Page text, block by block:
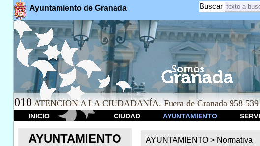
Ayuntamiento de Granada Buscar
010 ATENCION A LA CIUDADANÍA. Fuera de Granada 958 539
INICIO CIUDAD AYUNTAMIENTO
AYUNTAMIENTO AYUNTAMIENTO > Normativa